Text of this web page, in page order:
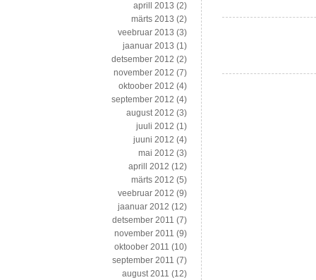
aprill 2013 (2)
märts 2013 (2)
veebruar 2013 (3)
jaanuar 2013 (1)
detsember 2012 (2)
november 2012 (7)
oktoober 2012 (4)
september 2012 (4)
august 2012 (3)
juuli 2012 (1)
juuni 2012 (4)
mai 2012 (3)
aprill 2012 (12)
märts 2012 (5)
veebruar 2012 (9)
jaanuar 2012 (12)
detsember 2011 (7)
november 2011 (9)
oktoober 2011 (10)
september 2011 (7)
august 2011 (12)